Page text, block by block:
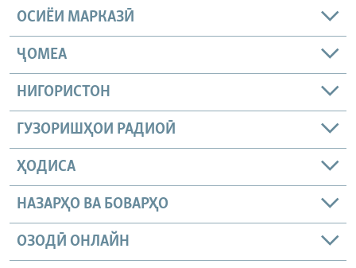
ОСИЁИ МАРКАЗӢ
ҶОМEА
НИГОРИСТОН
ГУЗОРИШҲОИ РАДИОӢ
ҲОДИСА
НАЗАРҲО ВА БОВАРҲО
ОЗОДӢ ОНЛАЙН